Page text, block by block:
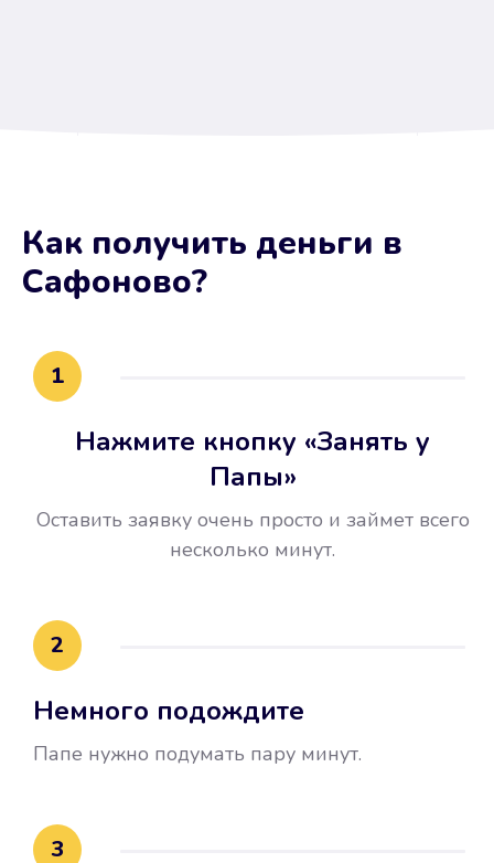
Не потребовались справки, залоги
и поручители. Папа вам доверяет.
воспользовались бесплатной
это открыло новые возможности в
Как получить деньги в
Сафоново?
1
Нажмите кнопку «Занять у
Папы»
Оставить заявку очень просто и займет всего
несколько минут.
2
Немного подождите
Папе нужно подумать пару минут.
3